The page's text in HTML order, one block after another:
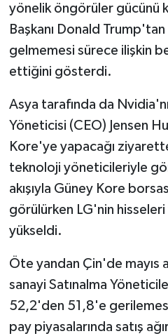
yönelik öngörüler gücünü
Başkanı Donald
gelmemesi sürece ilişkin
ettiğini gösterdi.
Asya tarafında da
Yöneticisi (CEO) Jensen
Kore'ye yapacağı
teknoloji yöneticileriyle
akışıyla Güney Kore
görülürken LG'nin
yükseldi.
Öte yandan Çin'de mayıs
sanayi Satınalma
52,2'den 51,8'e
pay piyasalarında satış